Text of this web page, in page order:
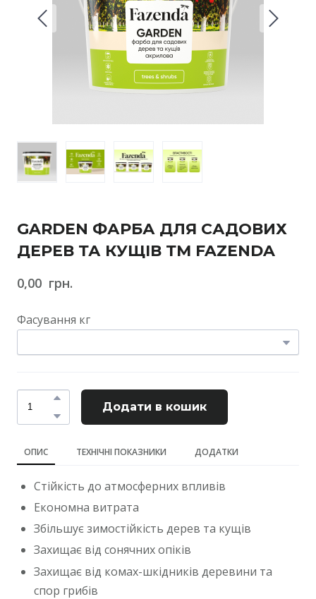
GARDEN ФАРБА ДЛЯ САДОВИХ
ДЕРЕВ ТА КУЩІВ ТМ FAZENDA
0,00  грн.
Фасування кг
Додати в кошик
ОПИС ТЕХНІЧНІ ПОКАЗНИКИ ДОДАТКИ
Стійкість до атмосферних впливів
Економна витрата
Збільшує зимостійкість дерев та кущів
Захищає від сонячних опіків
Захищає від комах-шкідників деревини та
спор грибів